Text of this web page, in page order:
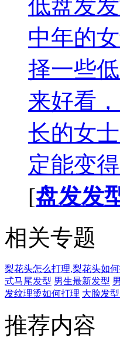
低盘发
中年的
择一些
来好看
长的女
定能变
[盘发发
相关专题
梨花头怎么打理,梨花头如
式马尾发型 男生最新发型
发纹理烫如何打理 大脸发
推荐内容